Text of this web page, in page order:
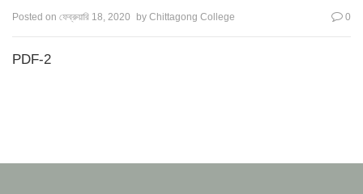
Posted on ফেব্রুয়ারি 18, 2020 by Chittagong College 0
PDF-2